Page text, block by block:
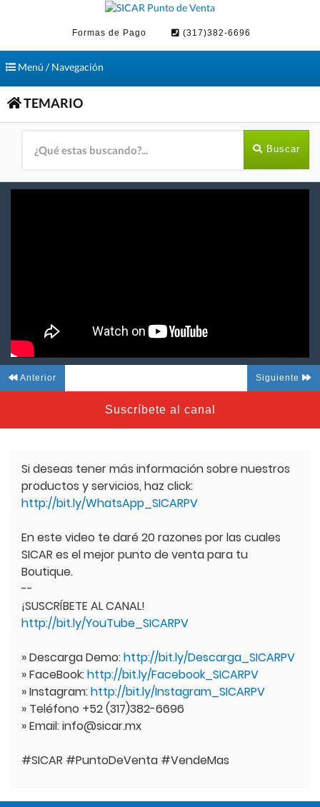
Formas de Pago (317)382-6696
ToggleMenú / Navegación
TEMARIO
Buscar
Anterior Siguiente
Suscríbete al canal
Si deseas tener más información sobre nuestros
productos y servicios, haz click:
http://bit.ly/WhatsApp_SICARPV
En este video te daré 20 razones por las cuales
SICAR es el mejor punto de venta para tu
Boutique.
--
¡SUSCRÍBETE AL CANAL!
http://bit.ly/YouTube_SICARPV
» Descarga Demo:http://bit.ly/Descarga_SICARPV
» FaceBook:http://bit.ly/Facebook_SICARPV
» Instagram:http://bit.ly/Instagram_SICARPV
» Teléfono +52 (317)382-6696
» Email: info@sicar.mx
#SICAR #PuntoDeVenta #VendeMas